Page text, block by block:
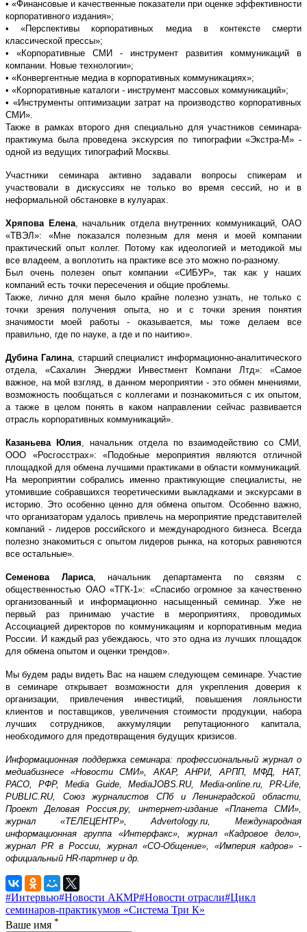
• «Финансовые и качественные показатели при оценке эффективности
корпоративного издания»;
• «Перспективы корпоративных медиа в контексте смерти
классической прессы»;
• «Корпоративные СМИ - инструмент развития коммуникаций в
компании. Новые технологии»;
• «Конвергентные медиа в корпоративных коммуникациях»;
• «Корпоративные каталоги - инструмент массовых коммуникаций»;
• «Инструменты оптимизации затрат на производство корпоративных
СМИ».
Также в рамках второго дня специально для участников семинара-
практикума была проведена экскурсия по типографии «Экстра-М» -
одной из ведущих типографий Москвы.
Участники семинара активно задавали вопросы спикерам и
участвовали в дискуссиях не только во время сессий, но и в
неформальной обстановке в кулуарах.
Хряпова Елена, начальник отдела внутренних коммуникаций, ОАО
«ТВЭЛ»: «Мне показался полезным для меня и моей компании
практический опыт коллег. Потому как идеологией и методикой мы
все владеем, а воплотить на практике все это можно по-разному.
Был очень полезен опыт компании «СИБУР», так как у наших
компаний есть точки пересечения и общие проблемы.
Также, лично для меня было крайне полезно узнать, не только с
точки зрения получения опыта, но и с точки зрения понятия
значимости моей работы - оказывается, мы тоже делаем все
правильно, где по науке, а где и по наитию».
Дубина Галина, старший специалист информационно-аналитического
отдела, «Сахалин Энерджи Инвестмент Компани Лтд»: «Самое
важное, на мой взгляд, в данном мероприятии - это обмен мнениями,
возможность пообщаться с коллегами и познакомиться с их опытом,
а также в целом понять в каком направлении сейчас развивается
отрасль корпоративных коммуникаций».
Казаньева Юлия , начальник отдела по взаимодействию со СМИ,
ООО «Росгосстрах»: «Подобные мероприятия являются отличной
площадкой для обмена лучшими практиками в области коммуникаций.
На мероприятии собрались именно практикующие специалисты, не
утомившие собравшихся теоретическими выкладками и экскурсами в
историю. Это особенно ценно для обмена опытом. Особенно важно,
что организаторам удалось привлечь на мероприятие представителей
компаний - лидеров российского и международного бизнеса. Всегда
полезно знакомиться с опытом лидеров рынка, на которых равняются
все остальные».
Семенова Лариса, начальник департамента по связям с
общественностью ОАО «ТГК-1»: «Спасибо огромное за качественно
организованный и информационно насыщенный семинар. Уже не
первый раз принимаю участие в мероприятиях, проводимых
Ассоциацией директоров по коммуникациям и корпоративным медиа
России. И каждый раз убеждаюсь, что это одна из лучших площадок
для обмена опытом и оценки трендов».
Мы будем рады видеть Вас на нашем следующем семинаре. Участие
в семинаре открывает возможности для укрепления доверия к
организации, привлечения инвестиций, повышения лояльности
клиентов и поставщиков, увеличения стоимости продукции, набора
лучших сотрудников, аккумуляции репутационного капитала,
необходимого для предотвращения будущих кризисов.
Информационная поддержка семинара: профессиональный журнал о
медиабизнесе «Новости СМИ», АКАР, АНРИ, АРПП, МФД, НАТ,
РАСО, РФР, Media Guide, MediaJOBS.RU, Media-online.ru, PR-Life,
PUBLIC.RU, Союз журналистов СПб и Ленинградской области,
Проект Деловая Россия.ру, интернет-издание «Планета СМИ»,
журнал «ТЕЛЕЦЕНТР», Advertology.ru, Международная
информационная группа «Интерфакс», журнал «Кадровое дело»,
журнал PR в России, журнал «СО-Общение», «Империя кадров» -
официальный HR-партнер и др.
#Интервью#Новости АКМР#Новости отрасли#Цикл
семинаров-практикумов «Система Три К»
Ваше имя *